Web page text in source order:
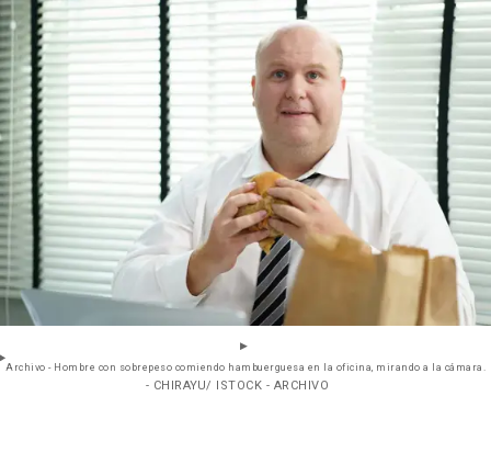
Archivo - Hombre con sobrepeso comiendo hambuerguesa en la oficina, mirando a la cámara.
- CHIRAYU/ ISTOCK - ARCHIVO